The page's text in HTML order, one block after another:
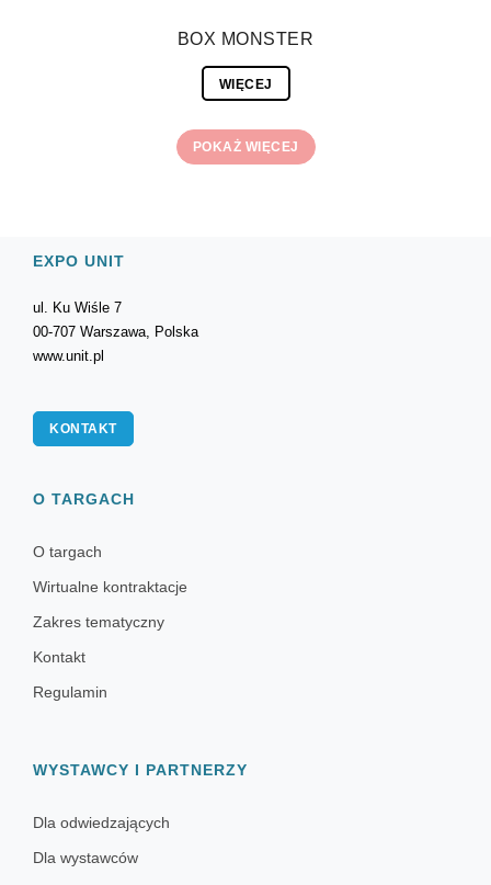
BOX MONSTER
WIĘCEJ
POKAŻ WIĘCEJ
EXPO UNIT
ul. Ku Wiśle 7
00-707 Warszawa, Polska
www.unit.pl
KONTAKT
O TARGACH
O targach
Wirtualne kontraktacje
Zakres tematyczny
Kontakt
Regulamin
WYSTAWCY I PARTNERZY
Dla odwiedzających
Dla wystawców